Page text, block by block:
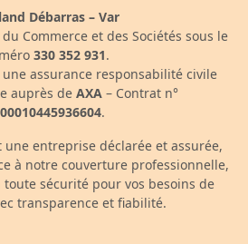
Débarras – Var
Commerce et des Sociétés sous le
330 352 931.
assurance responsabilité civile
auprès de AXA– Contrat n°
.
une entreprise déclarée et assurée,
à notre couverture professionnelle,
sécurité pour vos besoins de
transparence et fiabilité.